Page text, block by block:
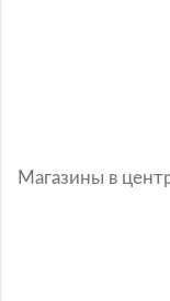
Магазины в